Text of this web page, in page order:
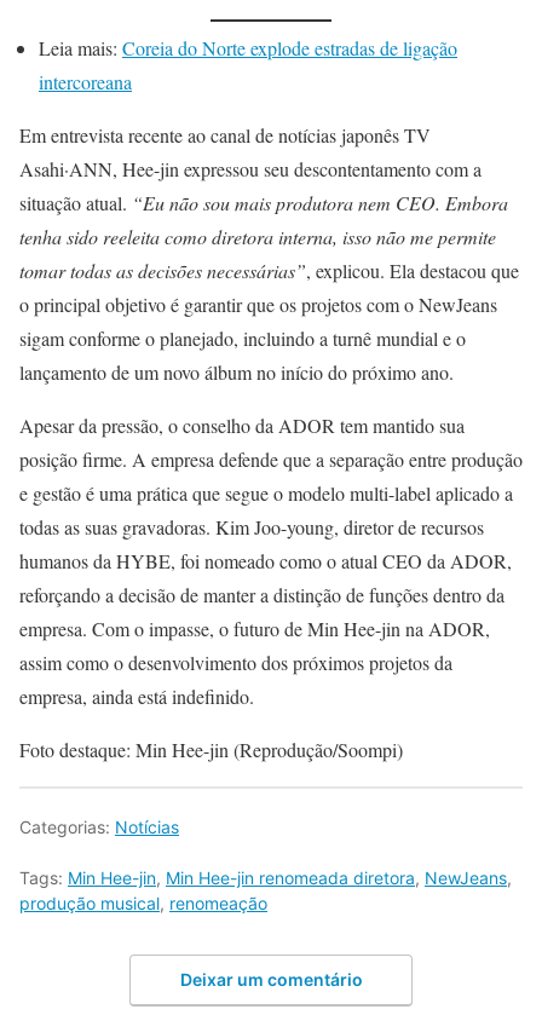
Leia mais: Coreia do Norte explode estradas de ligação
intercoreana
Em entrevista recente ao canal de notícias japonês TV
Asahi·ANN, Hee-jin expressou seu descontentamento com a
situação atual. “Eu não sou mais produtora nem CEO. Embora
tenha sido reeleita como diretora interna, isso não me permite
tomar todas as decisões necessárias”, explicou. Ela destacou que
o principal objetivo é garantir que os projetos com o NewJeans
sigam conforme o planejado, incluindo a turnê mundial e o
lançamento de um novo álbum no início do próximo ano.
Apesar da pressão, o conselho da ADOR tem mantido sua
posição firme. A empresa defende que a separação entre produção
e gestão é uma prática que segue o modelo multi-label aplicado a
todas as suas gravadoras. Kim Joo-young, diretor de recursos
humanos da HYBE, foi nomeado como o atual CEO da ADOR,
reforçando a decisão de manter a distinção de funções dentro da
empresa. Com o impasse, o futuro de Min Hee-jin na ADOR,
assim como o desenvolvimento dos próximos projetos da
empresa, ainda está indefinido.
Foto destaque: Min Hee-jin (Reprodução/Soompi)
Categorias: Notícias
Tags: Min Hee-jin, Min Hee-jin renomeada diretora, NewJeans,
produção musical, renomeação
Deixar um comentário